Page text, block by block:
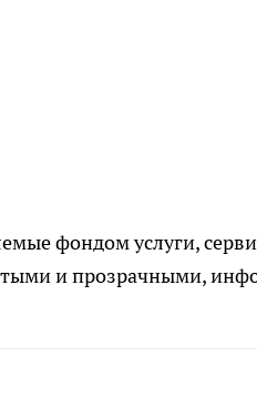
фондом услуги,
и прозрачными,